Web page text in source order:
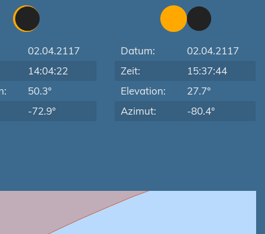
02.04.2117
14:04:22
50.3°
-72.9°
Datum:
02.04.2117
Zeit:
15:37:44
Elevation:
27.7°
Azimut:
-80.4°